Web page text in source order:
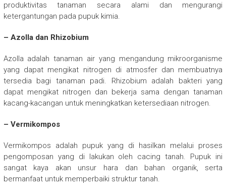
produktivitas tanaman secara alami dan mengurangi
ketergantungan pada pupuk kimia.
– Azolla dan Rhizobium
Azolla adalah tanaman air yang mengandung mikroorganisme
yang dapat mengikat nitrogen di atmosfer dan membuatnya
tersedia bagi tanaman padi. Rhizobium adalah bakteri yang
dapat mengikat nitrogen dan bekerja sama dengan tanaman
kacang-kacangan untuk meningkatkan ketersediaan nitrogen.
– Vermikompos
Vermikompos adalah pupuk yang di hasilkan melalui proses
pengomposan yang di lakukan oleh cacing tanah. Pupuk ini
sangat kaya akan unsur hara dan bahan organik, serta
bermanfaat untuk memperbaiki struktur tanah.